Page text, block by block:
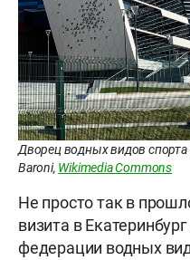
Дворец водных видов спорта
Baroni, Wikimedia Commons
Не просто так в
визита в
федерации водных